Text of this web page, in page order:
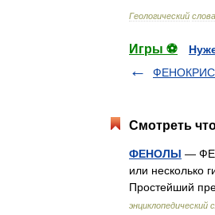
Геологический
Игры ⚽
Смотреть
ФЕНОЛЫ —
или несколько
Простейший
энциклопедический